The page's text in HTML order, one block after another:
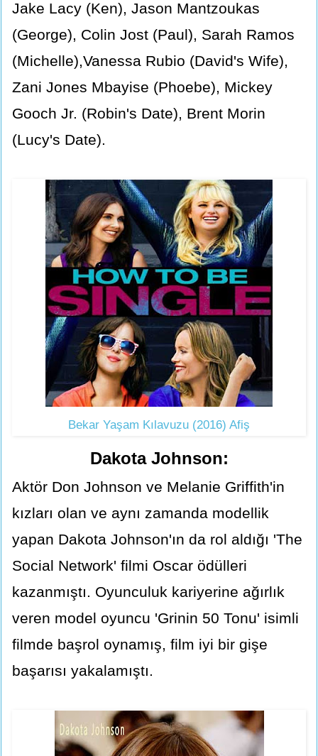
Jake Lacy (Ken), Jason Mantzoukas
(George), Colin Jost (Paul), Sarah Ramos
(Michelle),Vanessa Rubio (David's Wife),
Zani Jones Mbayise (Phoebe), Mickey
Gooch Jr. (Robin's Date), Brent Morin
(Lucy's Date).
Bekar Yaşam Kılavuzu (2016) Afiş
Dakota Johnson:
Aktör Don Johnson ve Melanie Griffith'in
kızları olan ve aynı zamanda modellik
yapan Dakota Johnson'ın da rol aldığı 'The
Social Network' filmi Oscar ödülleri
kazanmıştı. Oyunculuk kariyerine ağırlık
veren model oyuncu 'Grinin 50 Tonu' isimli
filmde başrol oynamış, film iyi bir gişe
başarısı yakalamıştı.